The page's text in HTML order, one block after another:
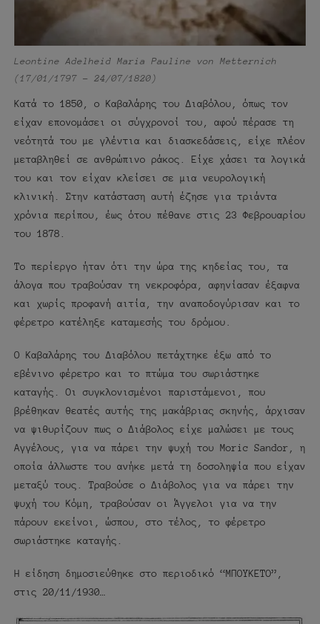
Leontine Adelheid Maria Pauline von Metternich
(17/01/1797 – 24/07/1820)
Κατά το 1850, ο Καβαλάρης του Διαβόλου, όπως τον
είχαν επονομάσει οι σύγχρονοί του, αφού πέρασε τη
νεότητά του με γλέντια και διασκεδάσεις, είχε πλέον
μεταβληθεί σε ανθρώπινο ράκος. Είχε χάσει τα λογικά
του και τον είχαν κλείσει σε μια νευρολογική
κλινική. Στην κατάσταση αυτή έζησε για τριάντα
χρόνια περίπου, έως ότου πέθανε στις 23 Φεβρουαρίου
του 1878.
Το περίεργο ήταν ότι την ώρα της κηδείας του, τα
άλογα που τραβούσαν τη νεκροφόρα, αφηνίασαν έξαφνα
και χωρίς προφανή αιτία, την αναποδογύρισαν και το
φέρετρο κατέληξε καταμεσής του δρόμου.
Ο Καβαλάρης του Διαβόλου πετάχτηκε έξω από το
εβένινο φέρετρο και το πτώμα του σωριάστηκε
καταγής. Οι συγκλονισμένοι παριστάμενοι, που
βρέθηκαν θεατές αυτής της μακάβριας σκηνής, άρχισαν
να ψιθυρίζουν πως ο Διάβολος είχε μαλώσει με τους
Αγγέλους, για να πάρει την ψυχή του Moric Sandor, η
οποία άλλωστε του ανήκε μετά τη δοσοληψία που είχαν
μεταξύ τους. Τραβούσε ο Διάβολος για να πάρει την
ψυχή του Κόμη, τραβούσαν οι Άγγελοι για να την
πάρουν εκείνοι, ώσπου, στο τέλος, το φέρετρο
σωριάστηκε καταγής.
Η είδηση δημοσιεύθηκε στο περιοδικό “ΜΠΟΥΚΕΤΟ”,
στις 20/11/1930…